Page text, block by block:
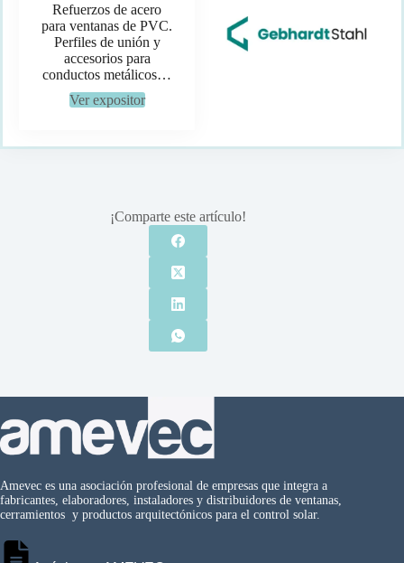
Refuerzos de acero
para ventanas de PVC.
Perfiles de unión y
accesorios para
conductos metálicos…
Ver expositor
¡Comparte este artículo!
Amevec es una asociación profesional de empresas que integra a
fabricantes, elaboradores, instaladores y distribuidores de ventanas,
cerramientos y productos arquitectónicos para el control solar.